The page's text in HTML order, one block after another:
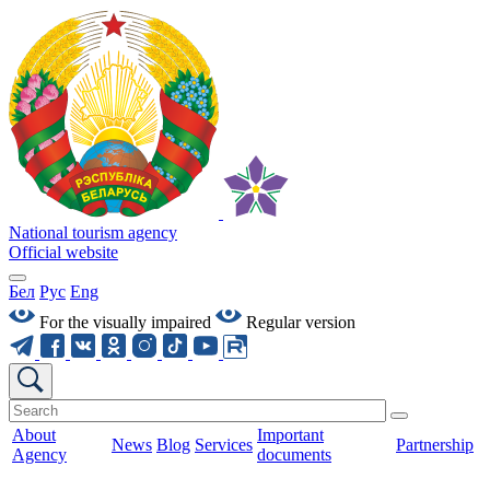
National tourism agency
Official website
Бел Рус Eng
For the visually impaired
Regular version
About
Agency
News Blog Services
Important
documents
Partnership